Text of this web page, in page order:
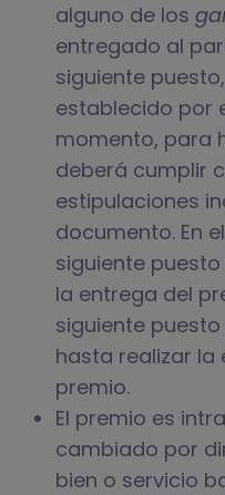
alguno de los
entregado al
siguiente
establecido por
momento, para
deberá cumplir
estipulaciones
documento. En
siguiente
la entrega del
siguiente
hasta realizar la
premio.
El premio es
cambiado por
bien o servicio